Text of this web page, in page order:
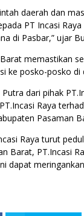
daerah dan
PT Incasi
di Pasbar,” ujar
memastikan
ke posko-posko di
dari pihak
Raya
Pasaman
Raya turut
Barat, PT.Incasi
dapat